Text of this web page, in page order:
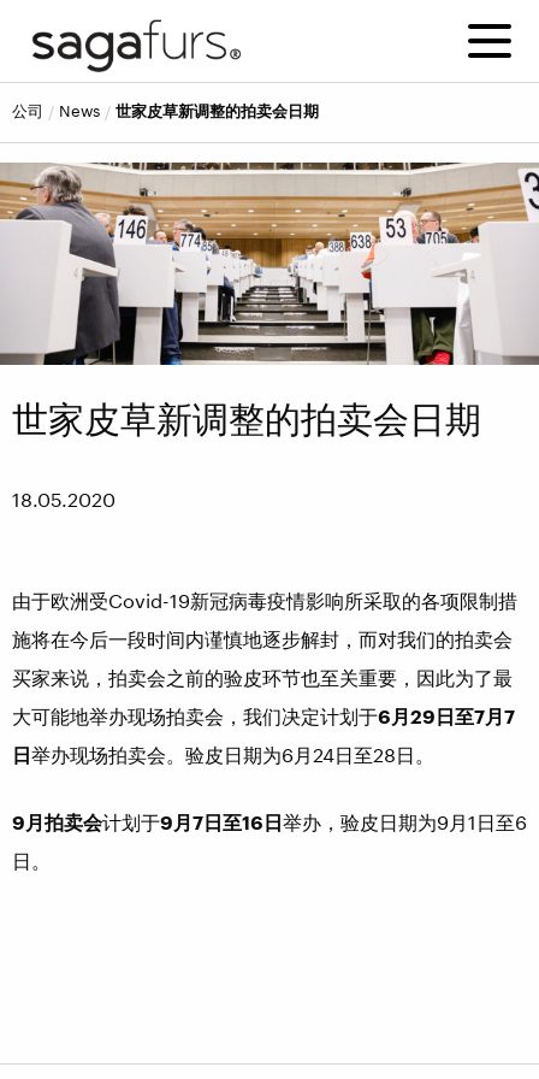
公司 news 世家皮草新调整的拍卖会日期
世家皮草新调整的拍卖会日期
18.05.2020
由于欧洲受Covid-19新冠病毒疫情影响所采取的各项限制措
施将在今后一段时间内谨慎地逐步解封，而对我们的拍卖会
买家来说，拍卖会之前的验皮环节也至关重要，因此为了最
大可能地举办现场拍卖会，我们决定计划于6 月29日至7月7
日举办现场拍卖会。验皮日期为6月24日至28日。
9 月拍卖会计划于9 月7日至16日举办，验皮日期为9月1日至6
日。